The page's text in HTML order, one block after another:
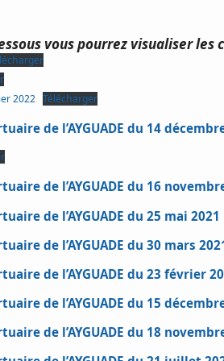
vous pourrez visualiser les
2022 Télécharger
de l’AYGUADE du 14
de l’AYGUADE du 16
de l’AYGUADE du 25 mai 2021
de l’AYGUADE du 30 mars
de l’AYGUADE du 23 février
de l’AYGUADE du 15
de l’AYGUADE du 18